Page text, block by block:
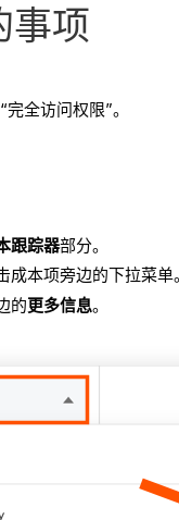
事项
全访问权限”。
跟踪器部分。
本项旁边的下拉菜单。
的更多信息。